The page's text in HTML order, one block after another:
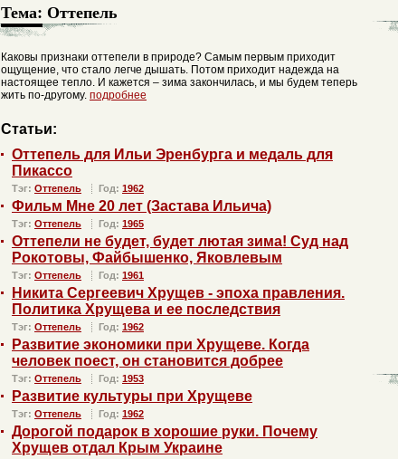
Тема: Оттепель
Каковы признаки оттепели в природе? Самым первым приходит
ощущение, что стало легче дышать. Потом приходит надежда на
настоящее тепло. И кажется – зима закончилась, и мы будем теперь
жить по-другому. подробнее
Статьи:
Оттепель для Ильи Эренбурга и медаль для
Пикассо
Тэг: Оттепель Год: 1962
Фильм Мне 20 лет (Застава Ильича)
Тэг: Оттепель Год: 1965
Оттепели не будет, будет лютая зима! Суд над
Рокотовы, Файбышенко, Яковлевым
Тэг: Оттепель Год: 1961
Никита Сергеевич Хрущев - эпоха правления.
Политика Хрущева и ее последствия
Тэг: Оттепель Год: 1962
Развитие экономики при Хрущеве. Когда
человек поест, он становится добрее
Тэг: Оттепель Год: 1953
Развитие культуры при Хрущеве
Тэг: Оттепель Год: 1962
Дорогой подарок в хорошие руки. Почему
Хрущев отдал Крым Украине